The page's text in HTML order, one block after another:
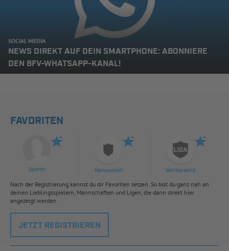
SOCIAL MEDIA
NEWS DIREKT AUF DEIN SMARTPHONE: ABONNIERE
DEN BFV-WHATSAPP-KANAL!
FAVORITEN
Spieler Mannschaft Wettbewerb
Nach der Registrierung kannst du dir Favoriten setzen. So bist du ganz nah an
deinen Lieblingsspielern, Mannschaften und Ligen, die dann direkt hier
angezeigt werden.
JETZT REGISTRIEREN